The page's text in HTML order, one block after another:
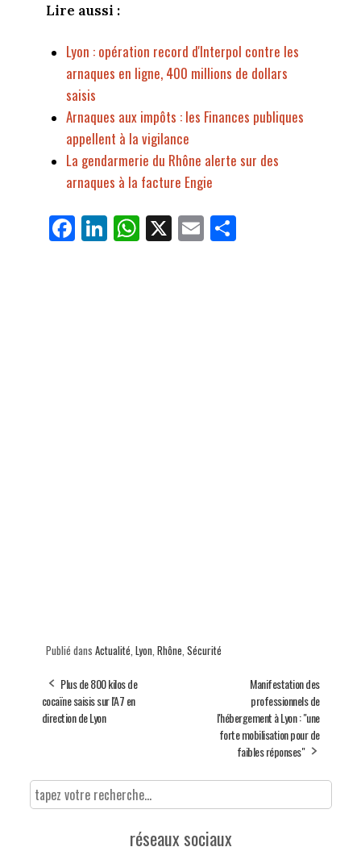
Lire aussi :
Lyon : opération record d'Interpol contre les
arnaques en ligne, 400 millions de dollars
saisis
Arnaques aux impôts : les Finances publiques
appellent à la vigilance
La gendarmerie du Rhône alerte sur des
arnaques à la facture Engie
Fa
ce
Li
nk
W
ha
X E
m
Pa
rt
Publié dans Actualité Lyon Rhône Sécurité
Plus de 800 kilos de
cocaïne saisis sur l'A7 en
direction de Lyon
Manifestation des
professionnels de
l'hébergement à Lyon : "une
forte mobilisation pour de
faibles réponses"
réseaux sociaux